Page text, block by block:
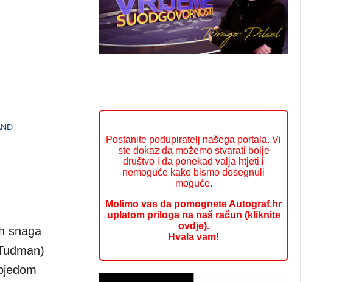
snaga
Postanite podupiratelj našega portala. Vi
ste dokaz da možemo stvarati bolje
društvo i da ponekad valja htjeti i
nemoguće kako bismo dosegnuli
moguće.
Molimo vas da pomognete Autograf.hr
uplatom priloga na naš račun (kliknite
ovdje).
Hvala vam!